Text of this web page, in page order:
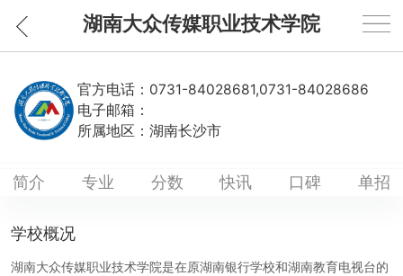
湖南大众传媒职业技术学院
官方电话： 0731-84028681,0731-84028686
电子邮箱：
所属地区： 湖南长沙市
简介 专业 分数 快讯 口碑 单招
学校概况
湖南大众传媒职业技术学院是在原湖南银行学校和湖南教育电视台的